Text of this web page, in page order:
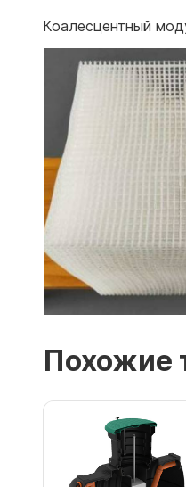
Коалесцентный
Похожие